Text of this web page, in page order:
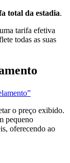
total da estadia.
tarifa efetiva
todas as suas
o preço exibido.
pequeno
oferecendo ao